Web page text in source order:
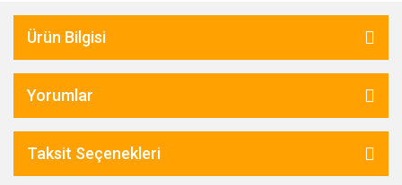
Ürün Bilgisi
Yorumlar
Taksit Seçenekleri